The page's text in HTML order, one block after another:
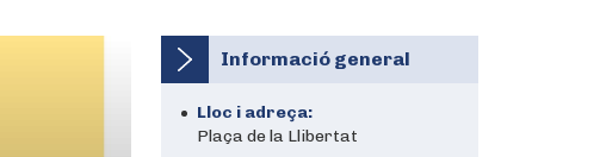
Informació general
Lloc i adreça:
Plaça de la Llibertat